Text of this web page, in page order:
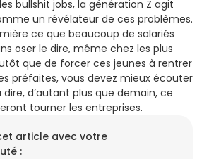
bullshit jobs, la génération Z agit
un révélateur de ces problèmes.
ce que beaucoup de salariés
oser le dire, même chez les plus
que de forcer ces jeunes à rentrer
préfaites, vous devez mieux écouter
dire, d’autant plus que demain, ce
tourner les entreprises.
article avec votre
: